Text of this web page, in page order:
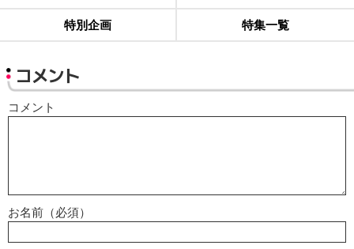
特別企画 特集一覧
コメント
コメント
お名前（必須）